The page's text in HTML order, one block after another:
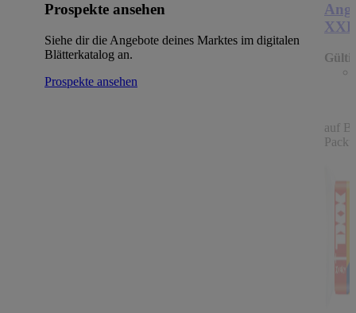
Prospekte ansehen
Siehe dir die Angebote deines Marktes im digitalen
Blätterkatalog an.
Prospekte ansehen
XXL
auf